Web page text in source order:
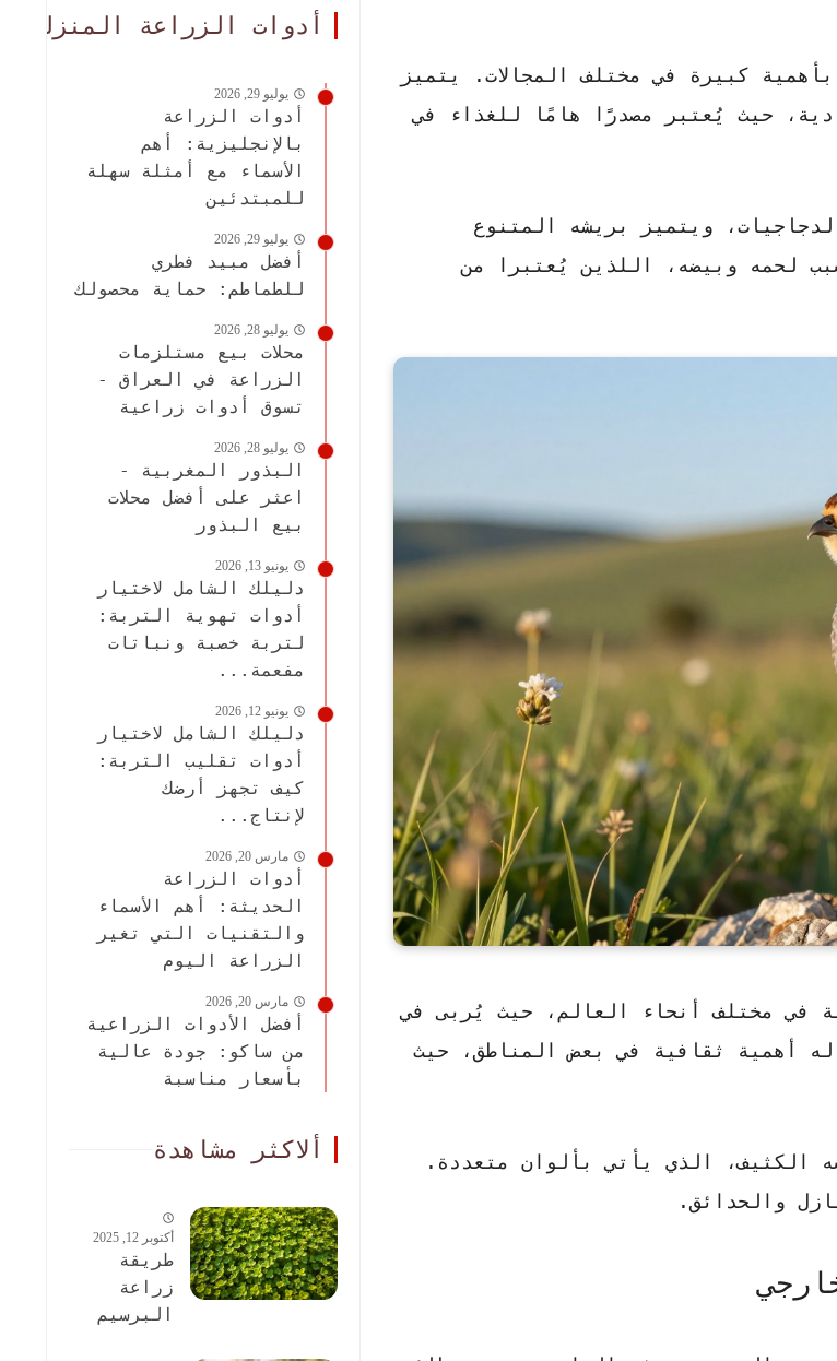
كبيرة في مختلف المجالات. يتميز
حيث يُعتبر مصدرًا هامًا للغذاء في
ويتميز بريشه المتنوع
لحمه وبيضه، اللذين يُعتبرا من
في مختلف أنحاء العالم، حيث يُربى في
أهمية ثقافية في بعض المناطق، حيث
الكثيف، الذي يأتي بألوان متعددة.
والحدائق.
أدوات الزراعة المنزلية
يوليو 29, 2026
أدوات الزراعة
بالإنجليزية: أهم
الأسماء مع أمثلة سهلة
للمبتدئين
يوليو 29, 2026
أفضل مبيد فطري
للطماطم: حماية محصولك
يوليو 28, 2026
محلات بيع مستلزمات
الزراعة في العراق -
تسوق أدوات زراعية
يوليو 28, 2026
البذور المغربية -
اعثر على أفضل محلات
بيع البذور
يونيو 13, 2026
دليلك الشامل لاختيار
أدوات تهوية التربة:
لتربة خصبة ونباتات
مفعمة...
يونيو 12, 2026
دليلك الشامل لاختيار
أدوات تقليب التربة:
كيف تجهز أرضك
لإنتاج...
مارس 20, 2026
أدوات الزراعة
الحديثة: أهم الأسماء
والتقنيات التي تغير
الزراعة اليوم
مارس 20, 2026
أفضل الأدوات الزراعية
من ساكو: جودة عالية
بأسعار مناسبة
ألاكثر مشاهدة
أكتوبر 12, 2025
طريقة
زراعة
البرسيم